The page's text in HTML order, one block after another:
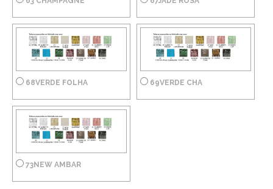
68VERDE FOLHA 69VERDE CHA
73NEW AMBAR